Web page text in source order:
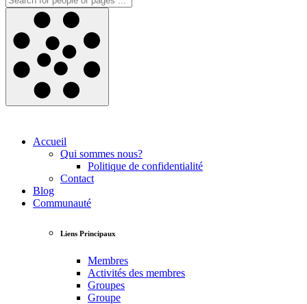
Accueil
Qui sommes nous?
Politique de confidentialité
Contact
Blog
Communauté
Liens Principaux
Membres
Activités des membres
Groupes
Groupe